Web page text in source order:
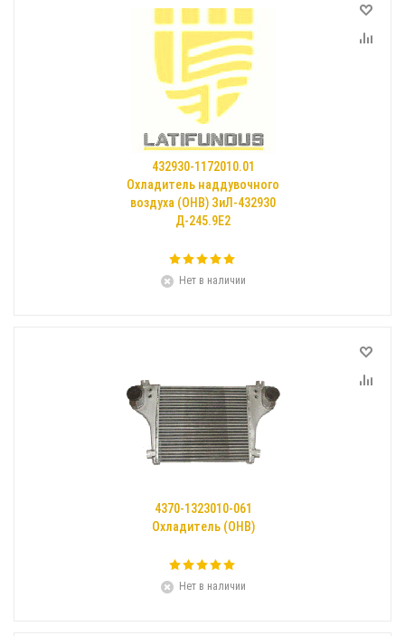
432930-1172010.01
Охладитель наддувочного
воздуха (ОНВ) ЗиЛ-432930
Д-245.9Е2
Нет в наличии
4370-1323010-061
Охладитель (ОНВ)
Нет в наличии